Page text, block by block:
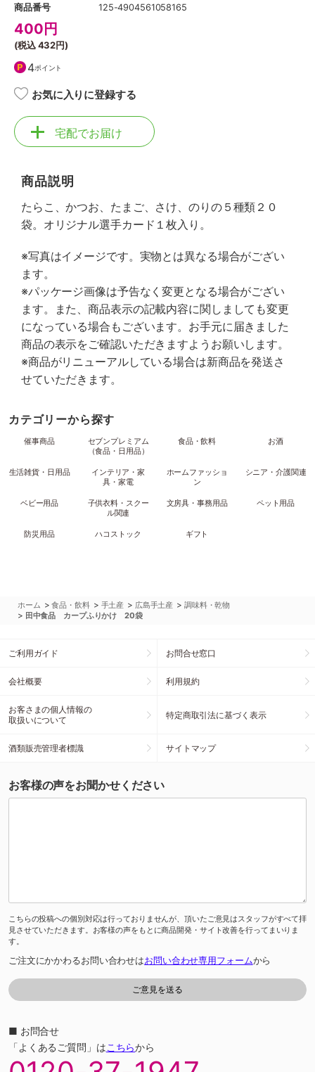
商品番号
125-4904561058165
400 円
(税込432円)
4ポイント
お気に入りに登録する
宅配でお届け
商品説明
たらこ、かつお、たまご、さけ、のりの５種類２０
袋。オリジナル選手カード１枚入り。
※写真はイメージです。実物とは異なる場合がござい
ます。
※パッケージ画像は予告なく変更となる場合がござい
ます。また、商品表示の記載内容に関しましても変更
になっている場合もございます。お手元に届きました
商品の表示をご確認いただきますようお願いします。
※商品がリニューアルしている場合は新商品を発送さ
せていただきます。
カテゴリーから探す
催事商品
セブンプレミアム
（食品・日用品）
食品・飲料 お酒
生活雑貨・日用品
インテリア・家
具・家電
ホームファッショ
ン
シニア・介護関連
ベビー用品
子供衣料・スクー
ル関連
文房具・事務用品 ペット用品
防災用品 ハコストック ギフト
ホーム >食品・飲料 > 手土産 > 広島手土産 > 調味料・乾物
> 田中食品 カープふりかけ 20袋
ご利用ガイド お問合せ窓口
会社概要 利用規約
お客さまの個人情報の
取扱いについて
特定商取引法に基づく表示
酒類販売管理者標識 サイトマップ
お客様の声をお聞かせください
こちらの投稿への個別対応は行っておりませんが、頂いたご意見はスタッフがすべて拝
見させていただきます。お客様の声をもとに商品開発・サイト改善を行ってまいりま
す。
ご注文にかかわるお問い合わせはお問い合わせ専用フォームから
■ お問合せ
「よくあるご質問」はこちらから